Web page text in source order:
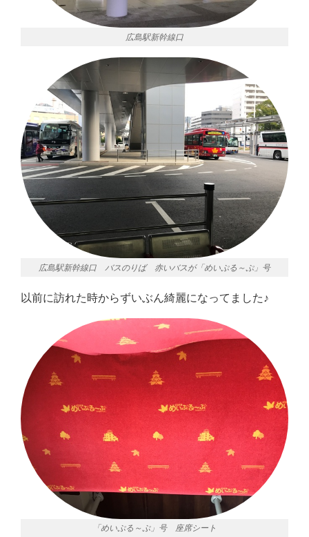
広島駅新幹線口
広島駅新幹線口 バスのりば 赤いバスが「めいぷる～ぷ」号
以前に訪れた時からずいぶん綺麗になってました♪
「めいぷる～ぷ」号 座席シート